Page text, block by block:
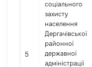
5
соціального
захисту
населення
Дергачівської
районної
державної
адміністрації